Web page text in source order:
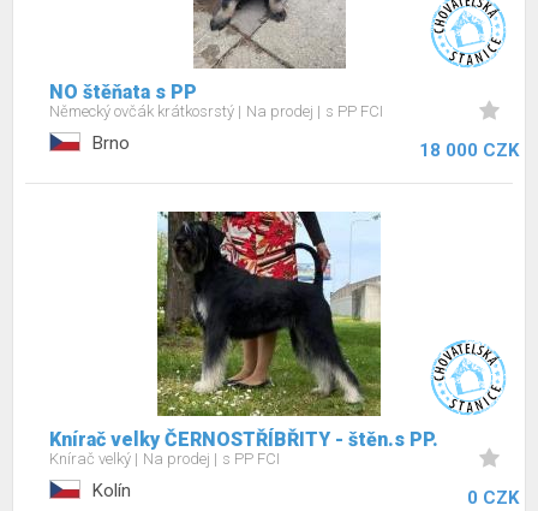
NO štěňata s PP
Německý ovčák krátkosrstý Na prodej s PP FCI
Brno 18 000 CZK
Knírač velky ČERNOSTŘÍBŘITY - štěn.s PP.
Knírač velký Na prodej s PP FCI
Kolín 0 CZK